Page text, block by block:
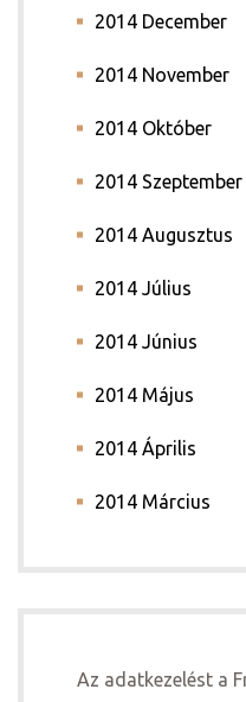
2014 December
2014 November
2014 Október
2014 Szeptember
2014 Augusztus
2014 Július
2014 Június
2014 Május
2014 Április
2014 Március
Az adatkezelést a